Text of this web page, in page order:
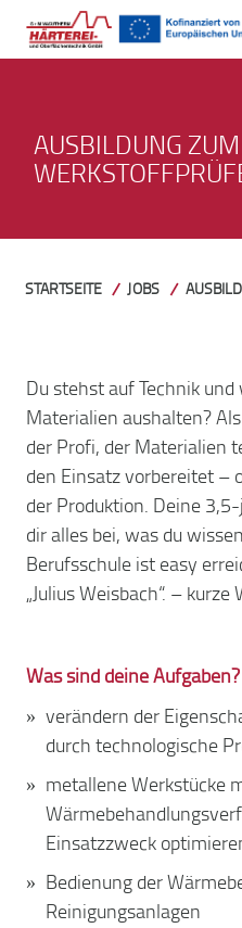
AUSBILDUNG ZUM
STARTSEITE JOBS
Du stehst auf Technik
Materialien aushalten?
der Profi, der Materialien
den Einsatz vorbereitet –
der Produktion. Deine
dir alles bei, was du
Berufsschule ist easy
„Julius Weisbach“. –
Was sind deine Aufgaben?
verändern der
durch technologische
metallene Werkstücke
Einsatzzweck
Bedienung der
Reinigungsanlagen